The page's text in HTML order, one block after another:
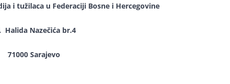
i tužilaca u Federaciji Bosne i Hercegovine
Halida Nazečića br.4
71000 Sarajevo